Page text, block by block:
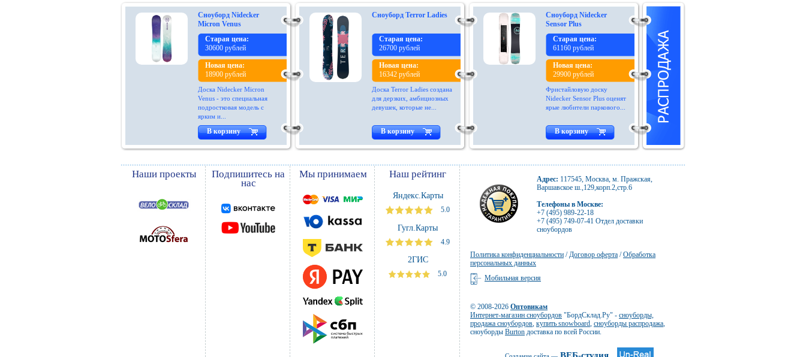
Сноуборд Nidecker
Micron Venus
Старая цена:
30600 рублей
Новая цена:
18900 рублей
Доска Nidecker Micron
Venus - это специальная
подростковая модель с
ярким и...
В корзину
Сноуборд Terror Ladies
Старая цена:
26700 рублей
Новая цена:
16342 рублей
Доска Terror Ladies создана
для дерзких, амбициозных
девушек, которые не...
В корзину
Сноуборд Nidecker
Sensor Plus
Старая цена:
61160 рублей
Новая цена:
29900 рублей
Фристайловую доску
Nidecker Sensor Plus оценят
ярые любители паркового...
В корзину
Наши проекты Подпишитесь на
нас
Мы принимаем Наш рейтинг
Яндекс.Карты
5.0
Гугл.Карты
4.9
2ГИС
5.0
Адрес: 117545, Москва, м. Пражская,
Варшавское ш.,129,корп.2,стр.6
Телефоны в Москве:
+7 (495) 989-22-18
+7 (495) 749-07-41 Отдел доставки
сноубордов
Политика конфиденциальности /Договор оферта /Обработка
персональных данных
Мобильная версия
© 2008-2026 Оптовикам
Интернет-магазин сноубордов "БордСклад.Ру" - сноуборды,
продажа сноубордов, купить snowboard, сноуборды распродажа,
сноуборды Burton доставка по всей России.